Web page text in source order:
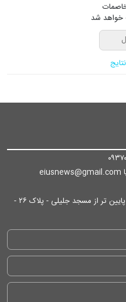
شد
آدرس: تهران/ انتهای خیابان ایرانشهر - پایین تر از مسجد جلیلی - پلاک ۲۶ -